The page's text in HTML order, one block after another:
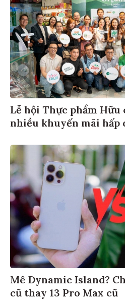
Lễ hội Thực phẩm Hữu
nhiều khuyến mãi hấp
Mê Dynamic Island?
cũ thay 13 Pro Max cũ